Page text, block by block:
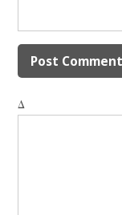
Δ